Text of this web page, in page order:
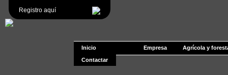
Registro aquí
Inicio Empresa
Agrícola y
Contactar